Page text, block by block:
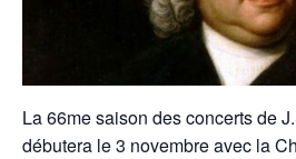
La 66me saison des concerts de
débutera le 3 novembre avec la